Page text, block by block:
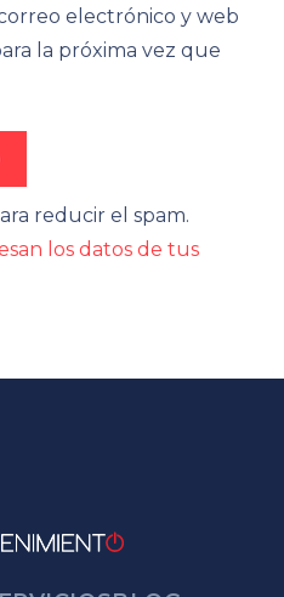
electrónico y web
la próxima vez que
reducir el spam.
los datos de tus